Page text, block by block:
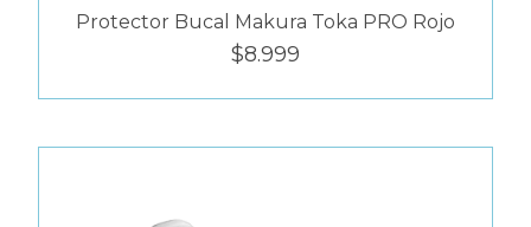
Protector Bucal Makura Toka PRO Rojo
$8.999